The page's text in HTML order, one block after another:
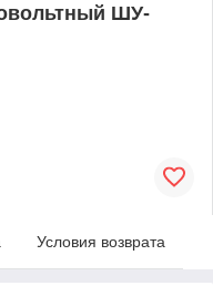
ШУ-
Условия возврата